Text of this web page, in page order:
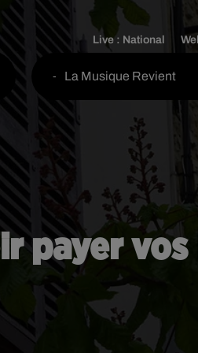
Live : National
- La Musique Revient
payer